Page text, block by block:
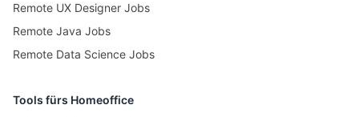
Remote UX Designer Jobs
Remote Java Jobs
Remote Data Science Jobs
Tools fürs Homeoffice